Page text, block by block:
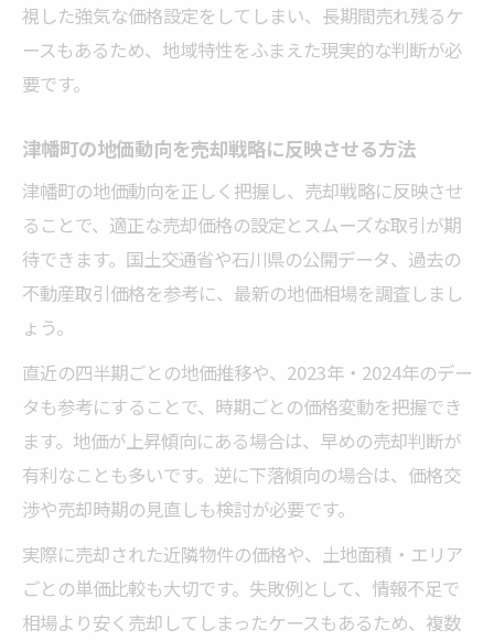
視した強気な価格設定をしてしまい、長期間売れ残るケ
ースもあるため、地域特性をふまえた現実的な判断が必
要です。
津幡町の地価動向を売却戦略に反映させる方法
津幡町の地価動向を正しく把握し、売却戦略に反映させ
ることで、適正な売却価格の設定とスムーズな取引が期
待できます。国土交通省や石川県の公開データ、過去の
不動産取引価格を参考に、最新の地価相場を調査しまし
ょう。
直近の四半期ごとの地価推移や、2023年・2024年のデー
タも参考にすることで、時期ごとの価格変動を把握でき
ます。地価が上昇傾向にある場合は、早めの売却判断が
有利なことも多いです。逆に下落傾向の場合は、価格交
渉や売却時期の見直しも検討が必要です。
実際に売却された近隣物件の価格や、土地面積・エリア
ごとの単価比較も大切です。失敗例として、情報不足で
相場より安く売却してしまったケースもあるため、複数